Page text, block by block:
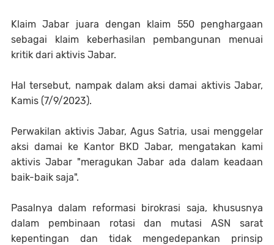
Klaim Jabar juara dengan klaim 550 penghargaan
sebagai klaim keberhasilan pembangunan menuai
kritik dari aktivis Jabar.
Hal tersebut, nampak dalam aksi damai aktivis Jabar,
Kamis (7/9/2023).
Perwakilan aktivis Jabar, Agus Satria, usai menggelar
aksi damai ke Kantor BKD Jabar, mengatakan kami
aktivis Jabar "meragukan Jabar ada dalam keadaan
baik-baik saja".
Pasalnya dalam reformasi birokrasi saja, khususnya
dalam pembinaan rotasi dan mutasi ASN sarat
kepentingan dan tidak mengedepankan prinsip